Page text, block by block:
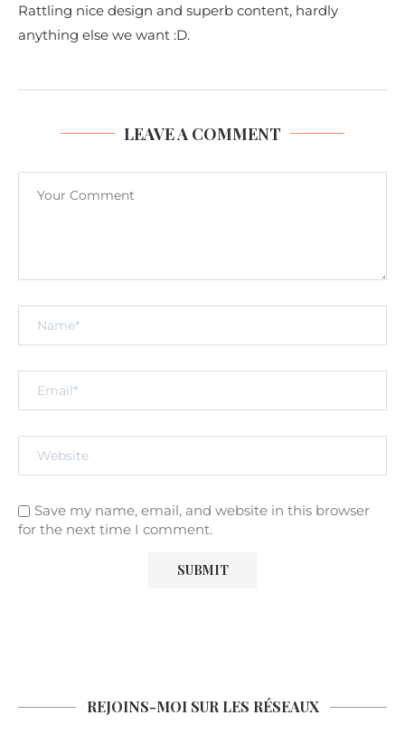
Rattling nice design and superb content, hardly
anything else we want :D.
LEAVE A COMMENT
Save my name, email, and website in this browser
for the next time I comment.
REJOINS-MOI SUR LES RÉSEAUX